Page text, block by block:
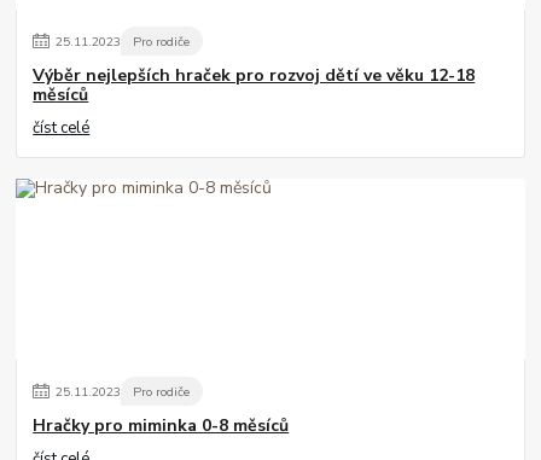
25.11.2023 Pro rodiče
Výběr nejlepších hraček pro rozvoj dětí ve věku 12-18
měsíců
číst celé
25.11.2023 Pro rodiče
Hračky pro miminka 0-8 měsíců